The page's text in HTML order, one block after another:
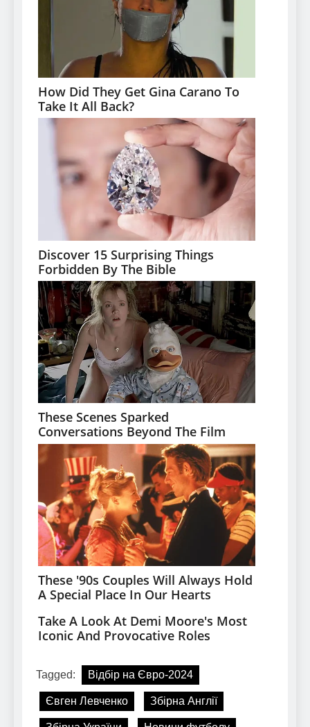
Tagged: Відбір на Євро-2024
Євген Левченко Збірна Англії